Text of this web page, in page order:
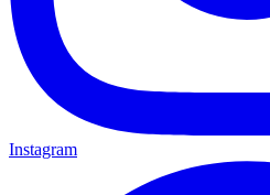
Instagram